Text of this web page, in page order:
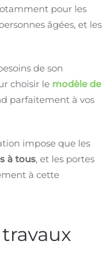
pour les
âgées, et les
de son
choisir le modèle de
parfaitement à vos
impose que les
à tous, et les portes
à cette